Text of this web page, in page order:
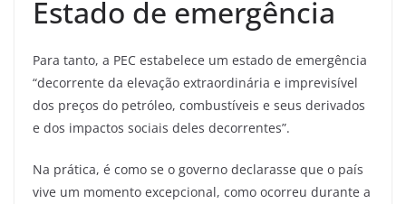
Estado de emergência
Para tanto, a PEC estabelece um estado de emergência
“decorrente da elevação extraordinária e imprevisível
dos preços do petróleo, combustíveis e seus derivados
e dos impactos sociais deles decorrentes”.
Na prática, é como se o governo declarasse que o país
vive um momento excepcional, como ocorreu durante a